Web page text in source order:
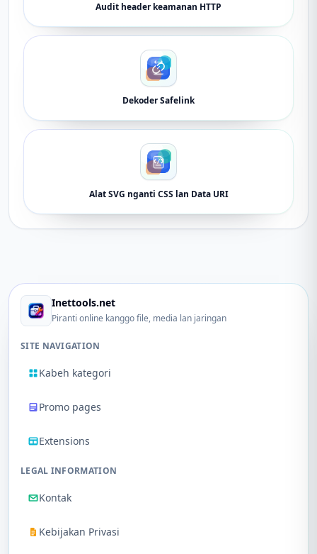
Audit header keamanan HTTP
Dekoder Safelink
Alat SVG nganti CSS lan Data URI
Inettools.net
Piranti online kanggo file, media lan jaringan
SITE NAVIGATION
Kabeh kategori
Promo pages
Extensions
LEGAL INFORMATION
Kontak
Kebijakan Privasi